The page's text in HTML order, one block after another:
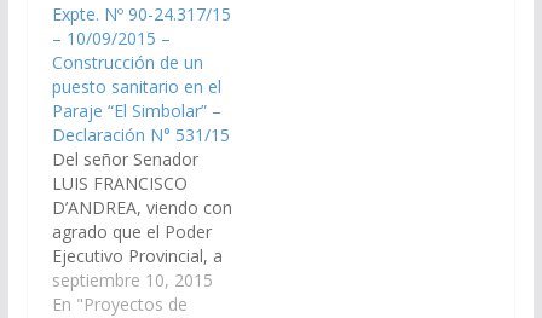
Villa Josefina, ciudad de
Rosario de la Frontera,
debido al deterioro del
mismo y al incremento
de personas que
viven…
Expte. Nº 90-24.317/15
– 10/09/2015 –
Construcción de un
puesto sanitario en el
Paraje “El Simbolar” –
Declaración N° 531/15
Del señor Senador
LUIS FRANCISCO
D’ANDREA, viendo con
agrado que el Poder
Ejecutivo Provincial, a
través del Ministerio de
Economía.
septiembre 10, 2015
En "Proyectos de